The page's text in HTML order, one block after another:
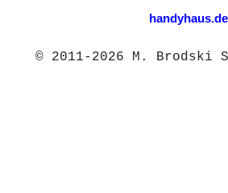
handyhaus.de
© 2011-2026 M. Brodski